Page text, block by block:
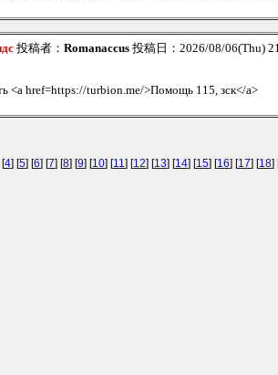
投稿者： Romanaccus 投稿日：2026/08/06(Thu)
<a href=https://turbion.me/>Помощь 115, зск</a>
[4] [5] [6] [7] [8] [9] [10] [11] [12] [13] [14] [15] [16] [17] [18]